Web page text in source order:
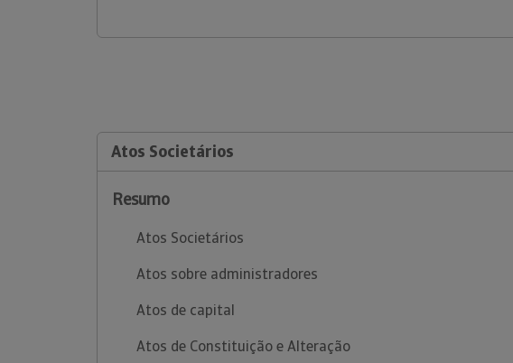
Atos Societários
Resumo
Atos Societários
Atos sobre administradores
Atos de capital
Atos de Constituição e Alteração